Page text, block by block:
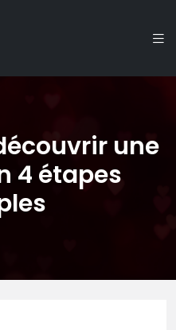
une
4 étapes